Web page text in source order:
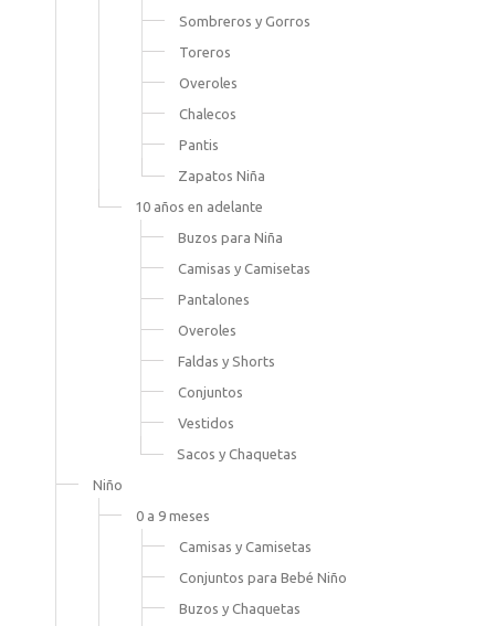
Sombreros y Gorros
Toreros
Overoles
Chalecos
Pantis
Zapatos Niña
10 años en adelante
Buzos para Niña
Camisas y Camisetas
Pantalones
Overoles
Faldas y Shorts
Conjuntos
Vestidos
Sacos y Chaquetas
Niño
0 a 9 meses
Camisas y Camisetas
Conjuntos para Bebé Niño
Buzos y Chaquetas